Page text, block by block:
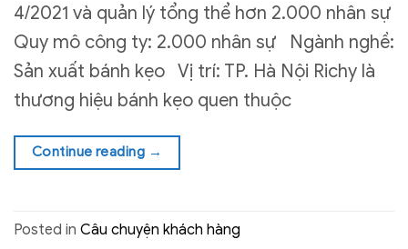
4/2021 và quản lý tổng thể hơn 2.000 nhân sự
Quy mô công ty: 2.000 nhân sự Ngành nghề:
Sản xuất bánh kẹo Vị trí: TP. Hà Nội Richy là
thương hiệu bánh kẹo quen thuộc
Continue reading →
Posted in Câu chuyện khách hàng